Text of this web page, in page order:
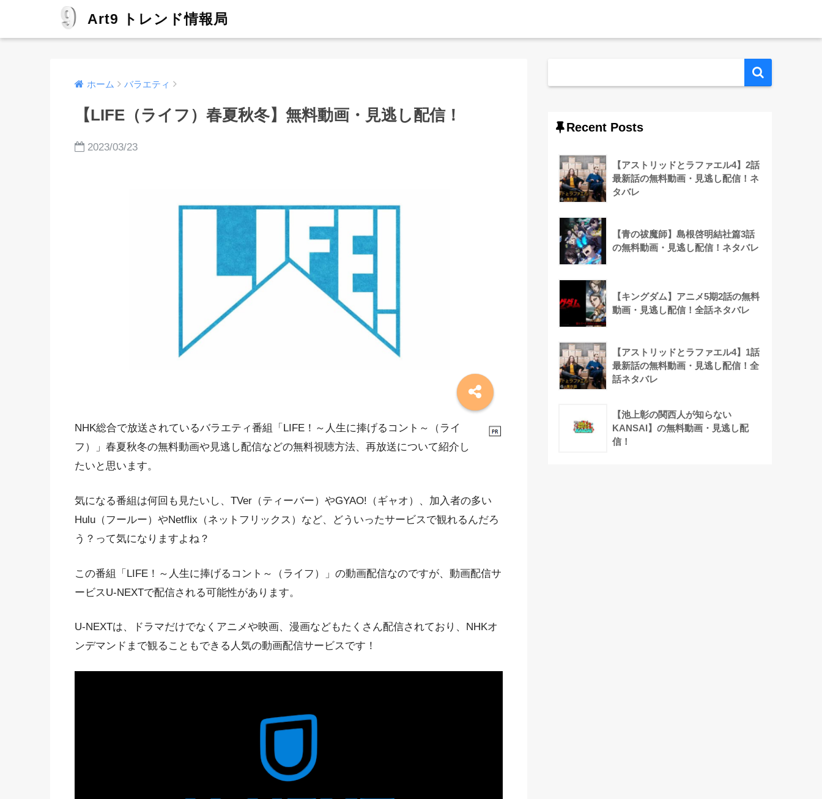
Art9 トレンド情報局
ホーム バラエティ
【LIFE（ライフ）春夏秋冬】無料動画・見逃し配信！
2023/03/23
NHK総合で放送されているバラエティ番組「LIFE！～人生に捧げるコント～（ライ
フ）」春夏秋冬の無料動画や見逃し配信などの無料視聴方法、再放送について紹介し
たいと思います。
気になる番組は何回も見たいし、TVer（ティーバー）やGYAO!（ギャオ）、加入者の多い
Hulu（フールー）やNetflix（ネットフリックス）など、どういったサービスで観れるんだろ
う？って気になりますよね？
この番組「LIFE！～人生に捧げるコント～（ライフ）」の動画配信なのですが、動画配信サ
ービスU-NEXTで配信される可能性があります。
U-NEXTは、ドラマだけでなくアニメや映画、漫画などもたくさん配信されており、NHKオ
ンデマンドまで観ることもできる人気の動画配信サービスです！
Recent Posts
【アストリッドとラファエル4】2話
最新話の無料動画・見逃し配信！ネ
タバレ
【青の祓魔師】島根啓明結社篇3話
の無料動画・見逃し配信！ネタバレ
【キングダム】アニメ5期2話の無料
動画・見逃し配信！全話ネタバレ
【アストリッドとラファエル4】1話
最新話の無料動画・見逃し配信！全
話ネタバレ
【池上彰の関西人が知らない
KANSAI】の無料動画・見逃し配
信！